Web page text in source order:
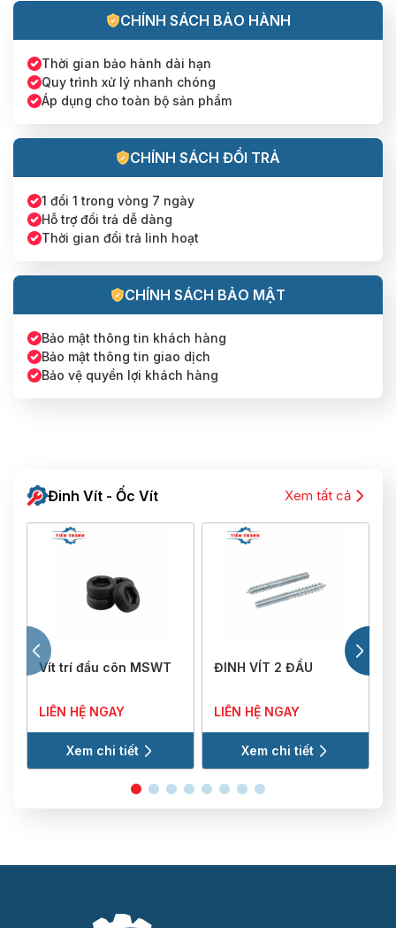
CHÍNH SÁCH BẢO HÀNH
Thời gian bảo hành dài hạn
Quy trình xử lý nhanh chóng
Áp dụng cho toàn bộ sản phẩm
CHÍNH SÁCH ĐỔI TRẢ
1 đổi 1 trong vòng 7 ngày
Hỗ trợ đổi trả dễ dàng
Thời gian đổi trả linh hoạt
CHÍNH SÁCH BẢO MẬT
Bảo mật thông tin khách hàng
Bảo mật thông tin giao dịch
Bảo vệ quyền lợi khách hàng
Đinh Vít - Ốc Vít Xem tất cả
Vít trí đầu côn MSWT
LIÊN HỆ NGAY
Xem chi tiết
ĐINH VÍT 2 ĐẦU
LIÊN HỆ NGAY
Xem chi tiết